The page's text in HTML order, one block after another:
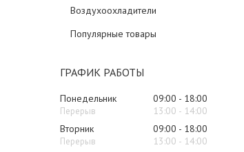
Воздухоохладители
Популярные товары
ГРАФИК РАБОТЫ
Понедельник 09:00
18:00
13:00
14:00
Вторник
09:00
18:00
13:00
14:00